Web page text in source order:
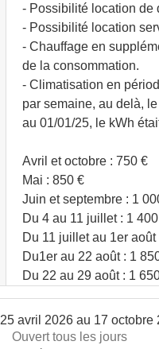
- Possibilité location de
- Possibilité location
- Chauffage en
de la consommation.
- Climatisation en
par semaine, au delà,
au 01/01/25, le kWh
Avril et octobre : 750 €
Mai : 850 €
Juin et septembre : 1
Du 4 au 11 juillet : 1
Du 11 juillet au 1er août
Du1er au 22 août : 1
Du 22 au 29 août : 1
25 avril 2026 au 17 octobre
Ouverttous les jours